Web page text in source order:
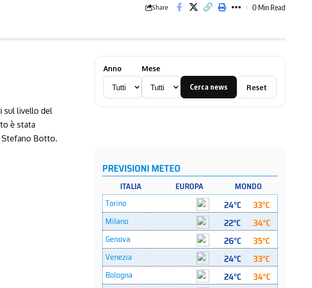
Share 0 Min Read
Anno Mese
Cerca news Reset